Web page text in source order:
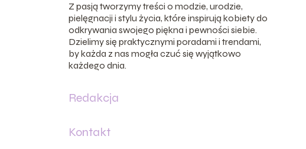
Z pasją tworzymy treści o modzie, urodzie,
pielęgnacji i stylu życia, które inspirują kobiety do
odkrywania swojego piękna i pewności siebie.
Dzielimy się praktycznymi poradami i trendami,
by każda z nas mogła czuć się wyjątkowo
każdego dnia.
Redakcja
Kontakt